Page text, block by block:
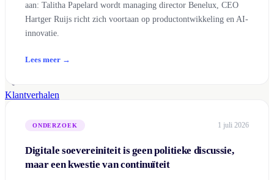
Nieuws
Klantverhalen
Security Blog
Research Labs
aan: Talitha Papelard wordt managing director Benelux, CEO
Hartger Ruijs richt zich voortaan op productontwikkeling en AI-
innovatie.
Lees meer →
ONDERZOEK 1 juli 2026
Digitale soevereiniteit is geen politieke discussie,
maar een kwestie van continuïteit